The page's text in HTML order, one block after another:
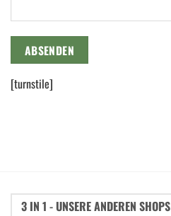
[turnstile]
3 IN 1 - UNSERE ANDEREN SHOPS